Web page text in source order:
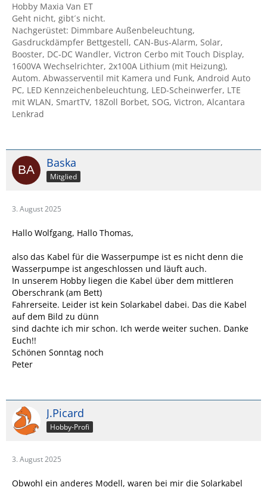
Hobby Maxia Van ET
Geht nicht, gibt´s nicht.
Nachgerüstet: Dimmbare Außenbeleuchtung,
Gasdruckdämpfer Bettgestell, CAN-Bus-Alarm, Solar,
Booster, DC-DC Wandler, Victron Cerbo mit Touch Display,
1600VA Wechselrichter, 2x100A Lithium (mit Heizung),
Autom. Abwasserventil mit Kamera und Funk, Android Auto
PC, LED Kennzeichenbeleuchtung, LED-Scheinwerfer, LTE
mit WLAN, SmartTV, 18Zoll Borbet, SOG, Victron, Alcantara
Lenkrad
Baska
Mitglied
3. August 2025
Hallo Wolfgang, Hallo Thomas,
also das Kabel für die Wasserpumpe ist es nicht denn die
Wasserpumpe ist angeschlossen und läuft auch.
In unserem Hobby liegen die Kabel über dem mittleren
Oberschrank (am Bett)
Fahrerseite. Leider ist kein Solarkabel dabei. Das die Kabel
auf dem Bild zu dünn
sind dachte ich mir schon. Ich werde weiter suchen. Danke
Euch!!
Schönen Sonntag noch
Peter
J.Picard
Hobby-Profi
3. August 2025
Obwohl ein anderes Modell, waren bei mir die Solarkabel